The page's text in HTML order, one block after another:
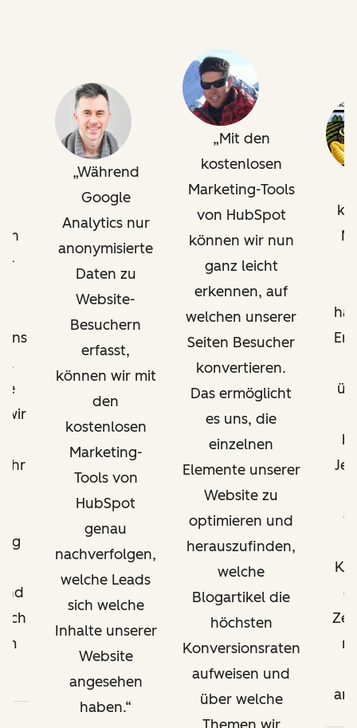
wir
Während
Google
Analytics nur
anonymisierte
Daten zu
Website-
Besuchern
erfasst,
können wir mit
den
kostenlosen
Marketing-
Tools von
HubSpot
genau
nachverfolgen,
welche Leads
sich welche
Inhalte unserer
Website
angesehen
haben.
Mit den
kostenlosen
Marketing-Tools
von HubSpot
können wir nun
ganz leicht
erkennen, auf
welchen unserer
Seiten Besucher
konvertieren.
Das ermöglicht
es uns, die
einzelnen
Elemente unserer
Website zu
optimieren und
herauszufinden,
welche
Blogartikel die
höchsten
Konversionsraten
aufweisen und
über welche